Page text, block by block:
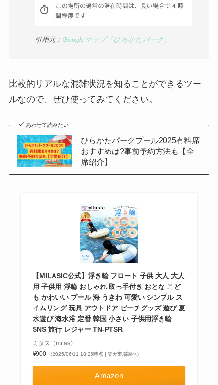
引用元： Googleマップ「ひらかたパーク」
比較的リアルな混雑状況を知ることができるツー
ルなので、ぜひ使ってみてください。
あわせて読みたい
ひらかたパークプール2025有料席
おすすめは?事前予約方法も【全
席紹介】
【MILASIC公式】浮き輪 フロート 子供 大人 大人
用 子供用 浮輪 おしゃれ 取っ手付き おとな こど
も かわいい プール 海 うきわ 可愛い シンプル ス
イムリング 玩具 アウトドア ビーチグッズ 遊び 夏
水遊び 海水浴 定番 韓国 小さい 子供用浮き輪
SNS 旅行 レジャー TN-PTSR
ミタス（mitas）
¥900
（2025/06/11 18:26時点 | 楽天市場調べ）
Amazon